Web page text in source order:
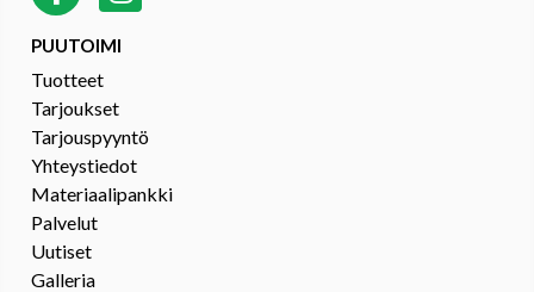
PUUTOIMI
Tuotteet
Tarjoukset
Tarjouspyyntö
Yhteystiedot
Materiaalipankki
Palvelut
Uutiset
Galleria